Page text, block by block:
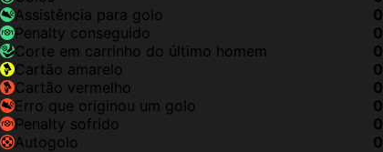
assistência para golo
0
penalty conseguido
0
corte em carrinho do último homem
0
cartão amarelo
0
cartão vermelho
0
erro que originou um golo
0
penalty sofrido
0
autogolo
0